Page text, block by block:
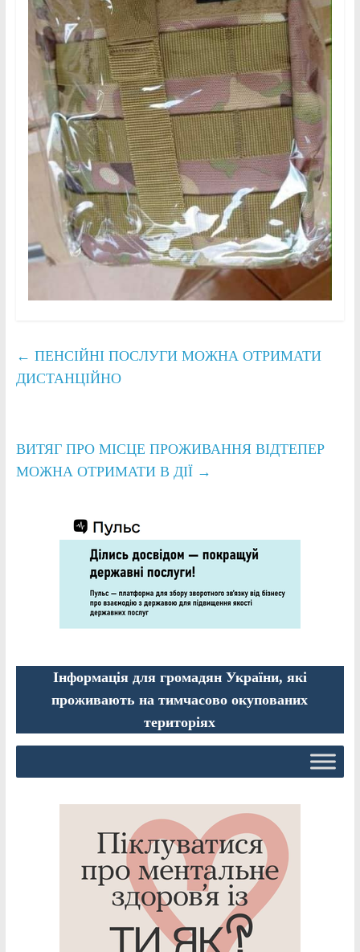
← ПЕНСІЙНІ ПОСЛУГИ МОЖНА ОТРИМАТИ
ДИСТАНЦІЙНО
ВИТЯГ ПРО МІСЦЕ ПРОЖИВАННЯ ВІДТЕПЕР
МОЖНА ОТРИМАТИ В ДІЇ →
Інформація для громадян України, які
проживають на тимчасово окупованих
територіях